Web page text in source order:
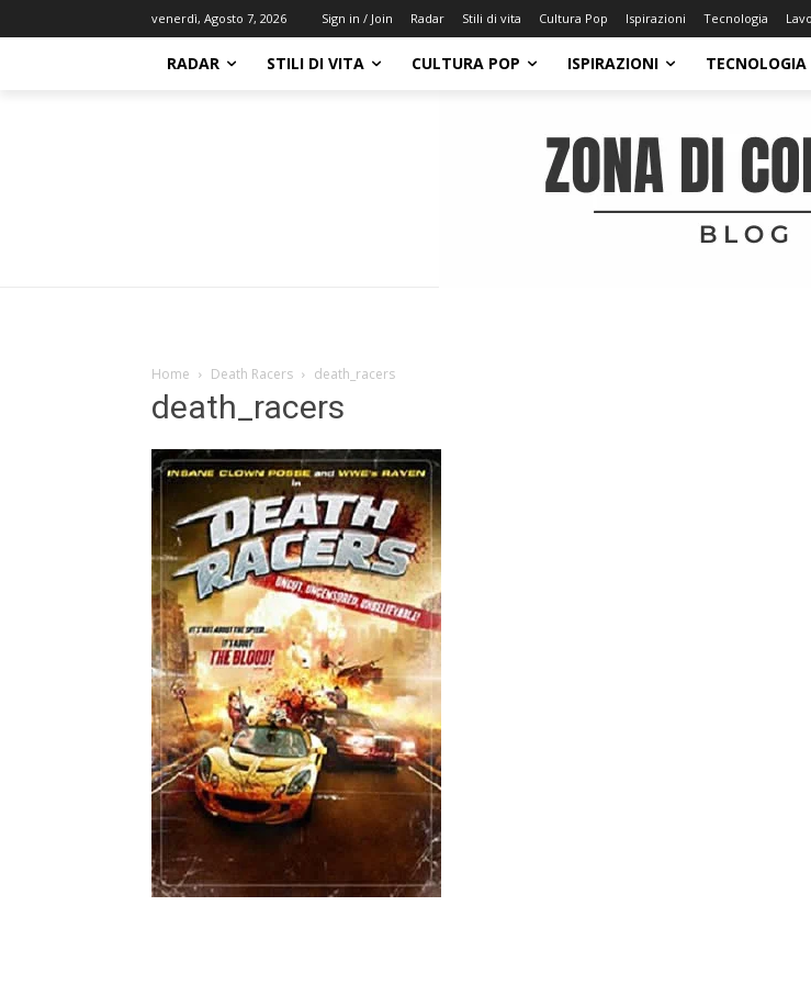
venerdì, Agosto 7, 2026 Sign in / Join Radar Stili di vita Cultura Pop Ispirazioni Tecnologia
RADAR STILI DI VITA CULTURA POP ISPIRAZIONI TECNOLOGIA
Home Death Racers death_racers
death_racers